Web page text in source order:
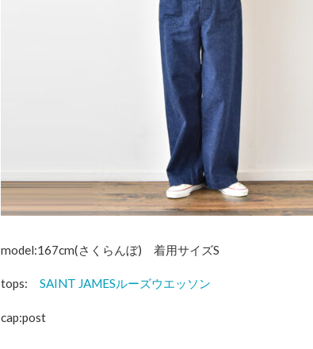
model:167cm(さくらんぼ) 着用サイズS
tops: SAINT JAMESルーズウエッソン
cap:post